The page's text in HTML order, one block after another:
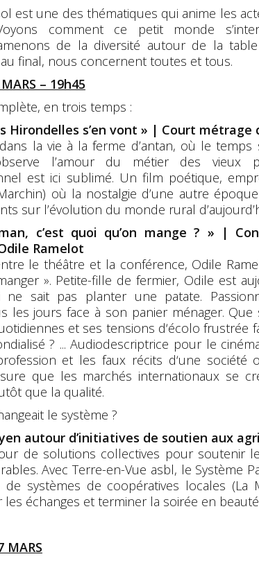
est une des thématiques qui anime les
comment ce petit monde
de la diversité autour de la
final, nous concernent toutes et tous.
– 19h45
en trois temps :
Hirondelles s’en vont » | Court métrage
la vie à la ferme d’antan, où le temps
l’amour du métier des vieux
est ici sublimé. Un film poétique,
où la nostalgie d’une autre
sur l’évolution du monde rural
c’est quoi qu’on mange ? » |
Ramelot
le théâtre et la conférence, Odile
». Petite-fille de fermier, Odile est
ne sait pas planter une patate.
les jours face à son panier ménager.
et ses tensions d‘écolo frustrée
? ... Audiodescriptrice pour le
et les faux récits d‘une société
que les marchés internationaux se
que la qualité.
le système ?
autour d’initiatives de soutien aux
de solutions collectives pour soutenir
Avec Terre-en-Vue asbl, le Système
systèmes de coopératives locales (La
échanges et terminer la soirée en
MARS